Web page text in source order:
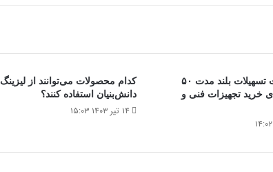
اعلام جزئیات تسهیلات بلند مدت ۵۰
خرید تجهیزات فنی و
کدام محصولات می‌توانند از لیزینگ
دانش‌بنیان استفاده کنند؟
۱۴ تیر ۱۴۰۳ ۱۵:۰۳